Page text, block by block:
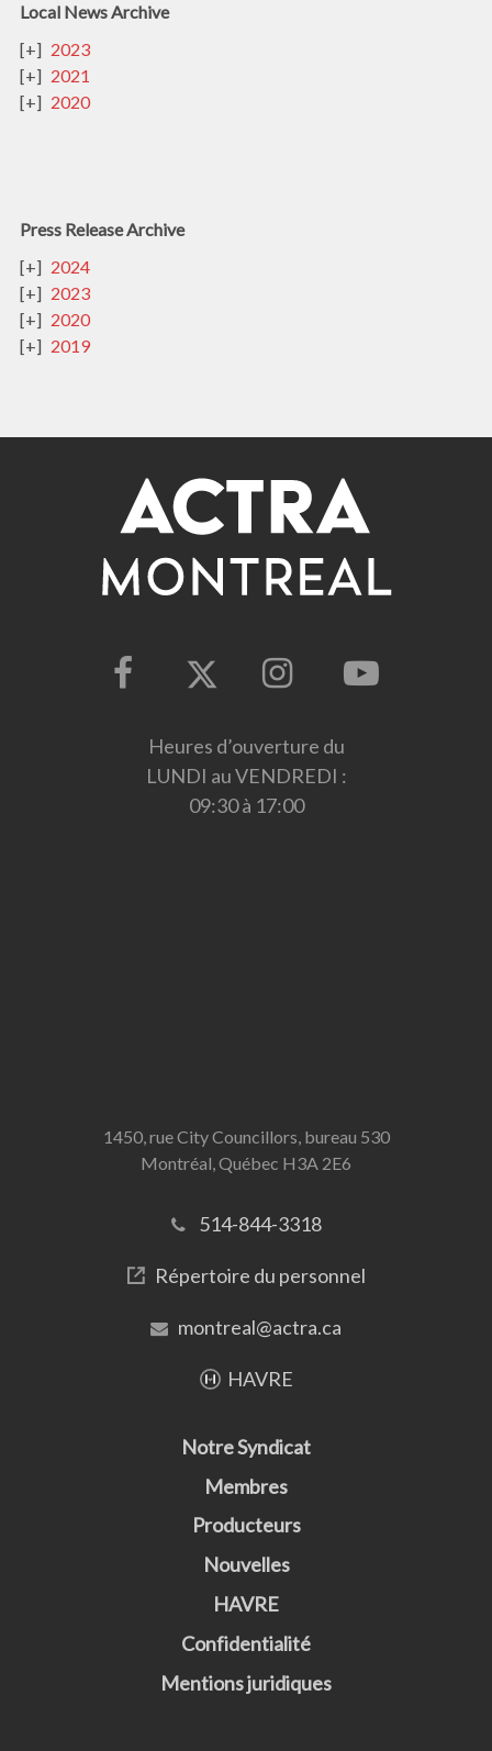
Local News Archive
2023
2021
2020
Press Release Archive
2024
2023
2020
2019
Heures d’ouverture du
LUNDI au VENDREDI :
09:30 à 17:00
1450, rue City Councillors, bureau 530
Montréal, Québec H3A 2E6
514-844-3318
Répertoire du personnel
montreal@actra.ca
HAVRE
Notre Syndicat
Membres
Producteurs
Nouvelles
HAVRE
Confidentialité
Mentions juridiques